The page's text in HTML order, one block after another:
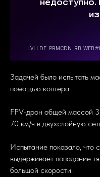
Задачей было испытать
помощью коптера.
FPV-дрон общей массой
70 км/ч в двухслойную
Испытание показало, что
выдерживает попадание
большой скорости.